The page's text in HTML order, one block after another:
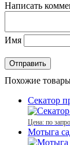
Написать
Имя
Похожие
Секатор
Цена: по
Мотыга